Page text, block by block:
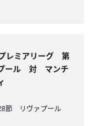
レミアリーグ 第
ール 対 マンチ
節 リヴァプール